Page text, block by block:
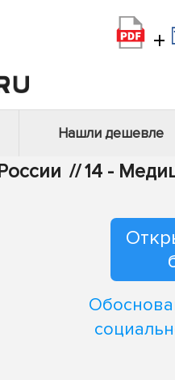
+
Нашли дешевле
//14 -